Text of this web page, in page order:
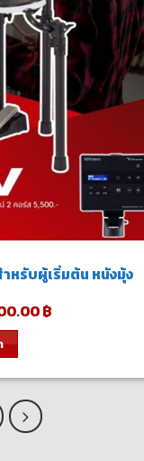
หรับผู้เริ่มต้น หนังมุ้ง
฿.
฿Current